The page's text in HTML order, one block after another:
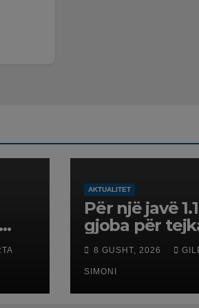
AKTUALITET
Për një javë
gjoba për
shpejtësie,
publikon
Kamerat e
së shpejti në
8 GUSHT, 2026
SIMONI